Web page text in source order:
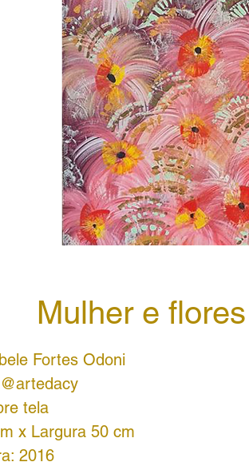
Mulher e flores
Fortes Odoni
tela
x Largura 50 cm
2016